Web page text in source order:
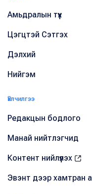
Амьдралын түүх
Цэгцтэй Сэтгэх
Дэлхий
Нийгэм
Үйлчилгээ
Редакцын бодлого
Манай нийтлэгчид
Контент нийлүүлэх
Эвэнт дээр хамтран